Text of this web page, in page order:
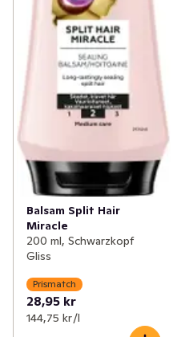
Balsam Split Hair
Miracle
200 ml, Schwarzkopf
Gliss
Prismatch
28,95 kr
144,75 kr /l